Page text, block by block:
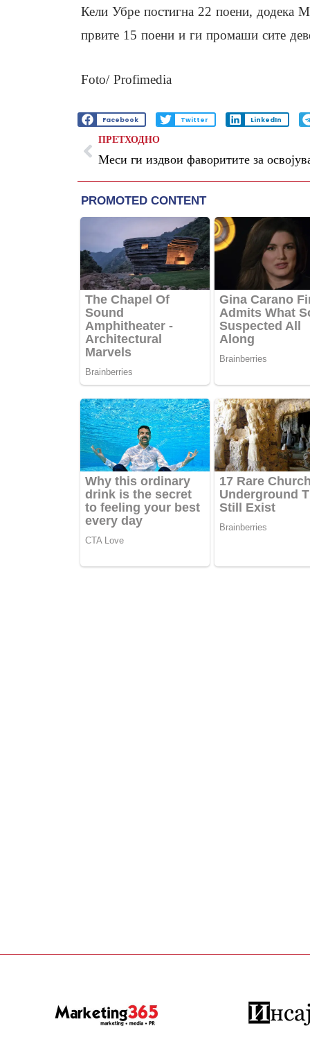
Кели Убре постигна 22 поени, додека
првите 15 поени и ги промаши сите
Foto/ Profimedia
Facebook Twitter LinkedIn
ПРЕТХОДНО